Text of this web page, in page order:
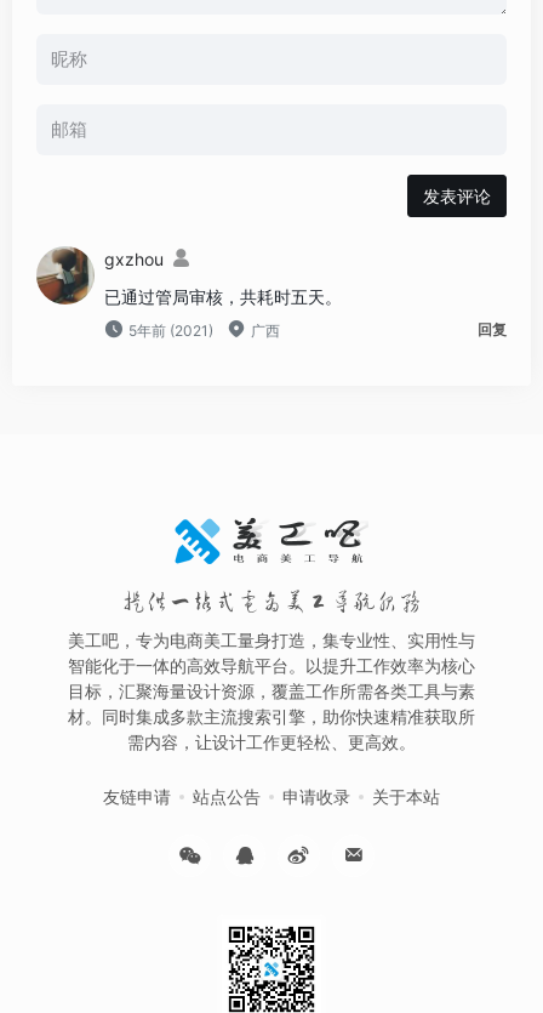
发表评论
gxzhou
已通过管局审核，共耗时五天。
5年前 (2021) 广西 回复
提供一站式电商美工导航服务
美工吧，专为电商美工量身打造，集专业性、实用性与
智能化于一体的高效导航平台。以提升工作效率为核心
目标，汇聚海量设计资源，覆盖工作所需各类工具与素
材。同时集成多款主流搜索引擎，助你快速精准获取所
需内容，让设计工作更轻松、更高效。
友链申请 站点公告 申请收录 关于本站